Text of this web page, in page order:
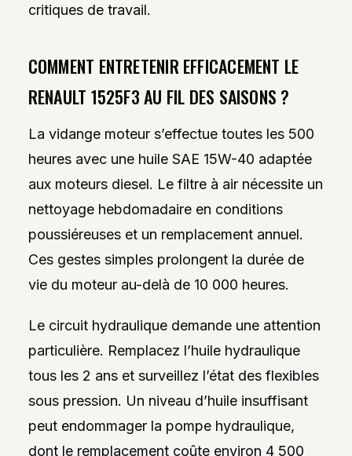
critiques de travail.
COMMENT ENTRETENIR EFFICACEMENT LE
RENAULT 1525F3 AU FIL DES SAISONS ?
La vidange moteur s’effectue toutes les 500
heures avec une huile SAE 15W-40 adaptée
aux moteurs diesel. Le filtre à air nécessite un
nettoyage hebdomadaire en conditions
poussiéreuses et un remplacement annuel.
Ces gestes simples prolongent la durée de
vie du moteur au-delà de 10 000 heures.
Le circuit hydraulique demande une attention
particulière. Remplacez l’huile hydraulique
tous les 2 ans et surveillez l’état des flexibles
sous pression. Un niveau d’huile insuffisant
peut endommager la pompe hydraulique,
dont le remplacement coûte environ 4 500